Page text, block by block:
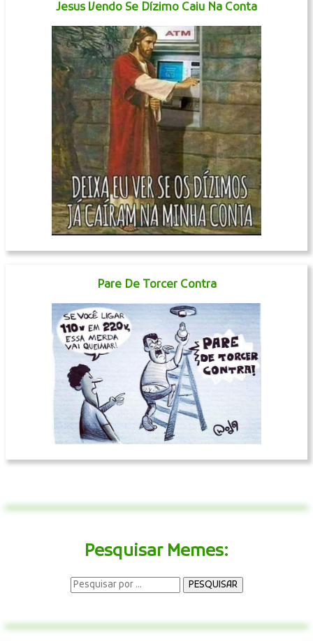
Jesus Vendo Se Dízimo Caiu Na Conta
Pare De Torcer Contra
Pesquisar Memes: